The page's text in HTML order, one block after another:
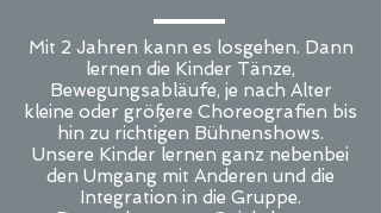
Mit 2 Jahren kann es losgehen. Dann
lernen die Kinder Tänze,
Bewegungsabläufe, je nach Alter
kleine oder größere Choreografien bis
hin zu richtigen Bühnenshows.
Unsere Kinder lernen ganz nebenbei
den Umgang mit Anderen und die
Integration in die Gruppe.